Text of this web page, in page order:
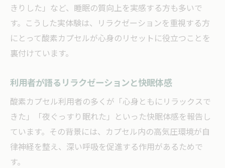
きりした」など、睡眠の質向上を実感する方も多いで
す。こうした実体験は、リラクゼーションを重視する方
にとって酸素カプセルが心身のリセットに役立つことを
裏付けています。
利用者が語るリラクゼーションと快眠体感
酸素カプセル利用者の多くが「心身ともにリラックスで
きた」「夜ぐっすり眠れた」といった快眠体感を報告し
ています。その背景には、カプセル内の高気圧環境が自
律神経を整え、深い呼吸を促進する作用があるためで
す。